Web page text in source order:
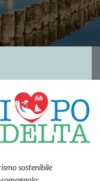
sostenibile